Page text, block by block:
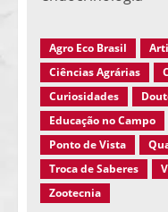
Agro Eco Brasil
Ciências Agrárias
Curiosidades
Educação no Campo
Ponto de Vista
Troca de Saberes
Zootecnia